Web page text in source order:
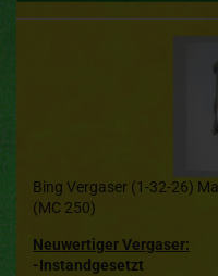
Bing Vergaser (1-32-26)
(MC 250)
Neuwertiger Vergaser:
-Instandgesetzt